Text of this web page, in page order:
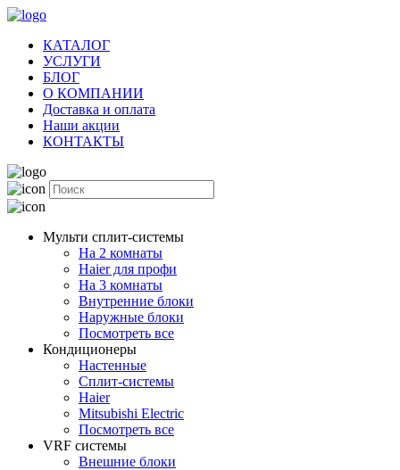
КАТАЛОГ
УСЛУГИ
БЛОГ
О КОМПАНИИ
Доставка и оплата
Наши акции
КОНТАКТЫ
Мульти сплит-системы
На 2 комнаты
Haier для профи
На 3 комнаты
Внутренние блоки
Наружные блоки
Посмотреть все
Кондиционеры
Настенные
Сплит-системы
Haier
Mitsubishi Electric
Посмотреть все
VRF системы
Внешние блоки